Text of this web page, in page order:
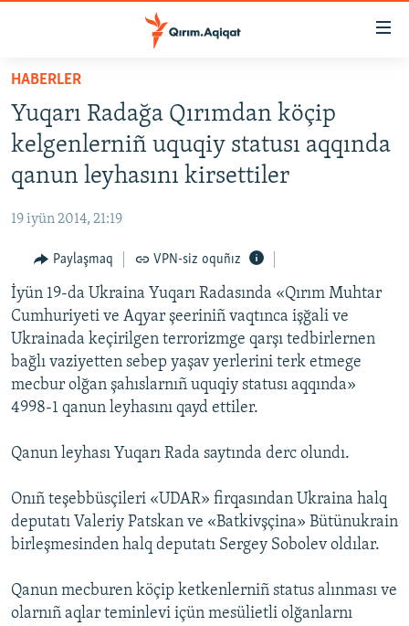
Esas
qaytmaq
Baş
navigatsiyağa
qaytmaq
Qıdıruvğa
qaytmaq
SİYASET
İQTİSADİYAT
MEDENİYET
İNSAN AQLARI
VİDEO
SÜRET
BLOGLAR
FİKİR
Русский
QOŞULIÑIZ!
RFE/RS bütün saytları
HABERLER
Yuqarı Radağa Qırımdan köçip
kelgenlerniñ uquqiy statusı aqqında
qanun leyhasını kirsettiler
19 iyün 2014, 21:19
Paylaşmaq VPN-siz oquñız
İyün 19-da Ukraina Yuqarı Radasında «Qırım Muhtar
Cumhuriyeti ve Aqyar şeeriniñ vaqtınca işğali ve
Ukrainada keçirilgen terrorizmge qarşı tedbirlernen
bağlı vaziyetten sebep yaşav yerlerini terk etmege
mecbur olğan şahıslarnıñ uquqiy statusı aqqında»
4998-1 qanun leyhasını qayd ettiler.
Qanun leyhası Yuqarı Rada saytında derc olundı.
Onıñ teşebbüsçileri «UDAR» firqasından Ukraina halq
deputatı Valeriy Patskan ve «Batkivşçina» Bütünukrain
birleşmesinden halq deputatı Sergey Sobolev oldılar.
Qanun mecburen köçip ketkenlerniñ status alınması ve
olarnıñ aqlar teminlevi içün mesülietli olğanlarnı